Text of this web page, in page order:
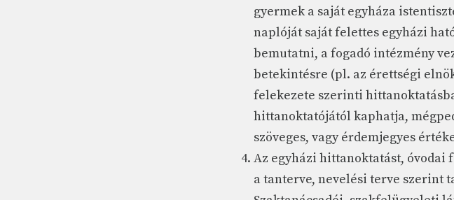
gyermek a saját egyháza
naplóját saját felettes egyházi
bemutatni, a fogadó intézmény
betekintésre (pl. az érettségi
felekezete szerinti
hittanoktatójától kaphatja,
szöveges, vagy érdemjegyes
Az egyházi hittanoktatást, óvodai
a tanterve, nevelési terve szerint